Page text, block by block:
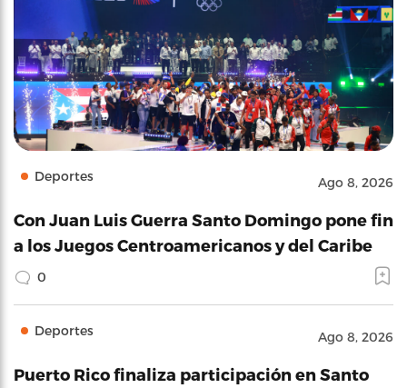
Deportes Ago 8, 2026
Con Juan Luis Guerra Santo Domingo pone fin
a los Juegos Centroamericanos y del Caribe
0
Deportes Ago 8, 2026
Puerto Rico finaliza participación en Santo